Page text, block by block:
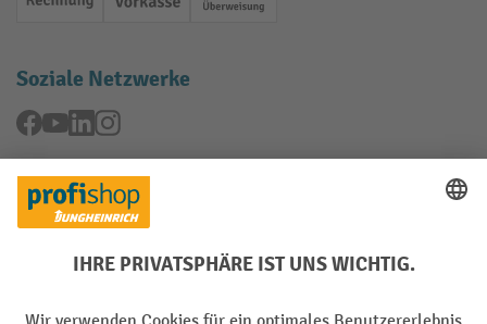
Rechnung Vorkasse Online-Überweisung
Soziale Netzwerke
Facebook
YouTubeLinkedInInstagram
Rücknahme-Services
Elektrogeräte Rückname
Batterie Rückname